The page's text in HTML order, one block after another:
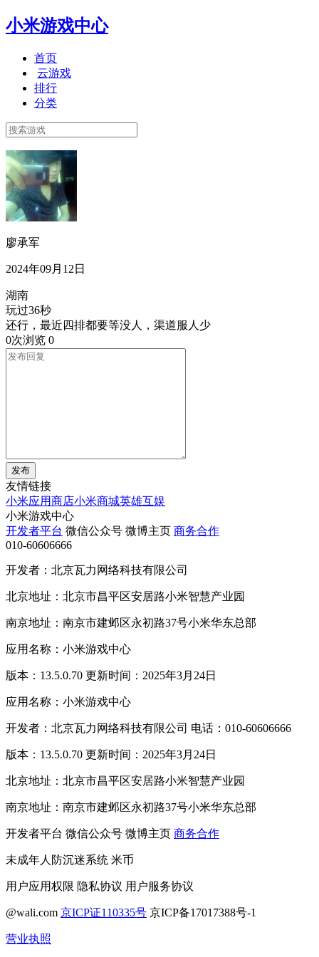
小米游戏中心
首页
云游戏
排行
分类
廖承军
2024年09月12日
湖南
玩过36秒
还行，最近四排都要等没人，渠道服人少
0次浏览 0
发布
友情链接
小米应用商店小米商城英雄互娱
小米游戏中心
开发者平台 微信公众号 微博主页 商务合作
010-60606666
开发者：北京瓦力网络科技有限公司
北京地址：北京市昌平区安居路小米智慧产业园
南京地址：南京市建邺区永初路37号小米华东总部
应用名称：小米游戏中心
版本：13.5.0.70 更新时间：2025年3月24日
应用名称：小米游戏中心
开发者：北京瓦力网络科技有限公司 电话：010-60606666
版本：13.5.0.70 更新时间：2025年3月24日
北京地址：北京市昌平区安居路小米智慧产业园
南京地址：南京市建邺区永初路37号小米华东总部
开发者平台 微信公众号 微博主页 商务合作
未成年人防沉迷系统 米币
用户应用权限 隐私协议 用户服务协议
@wali.com 京ICP证110335号 京ICP备17017388号-1
营业执照